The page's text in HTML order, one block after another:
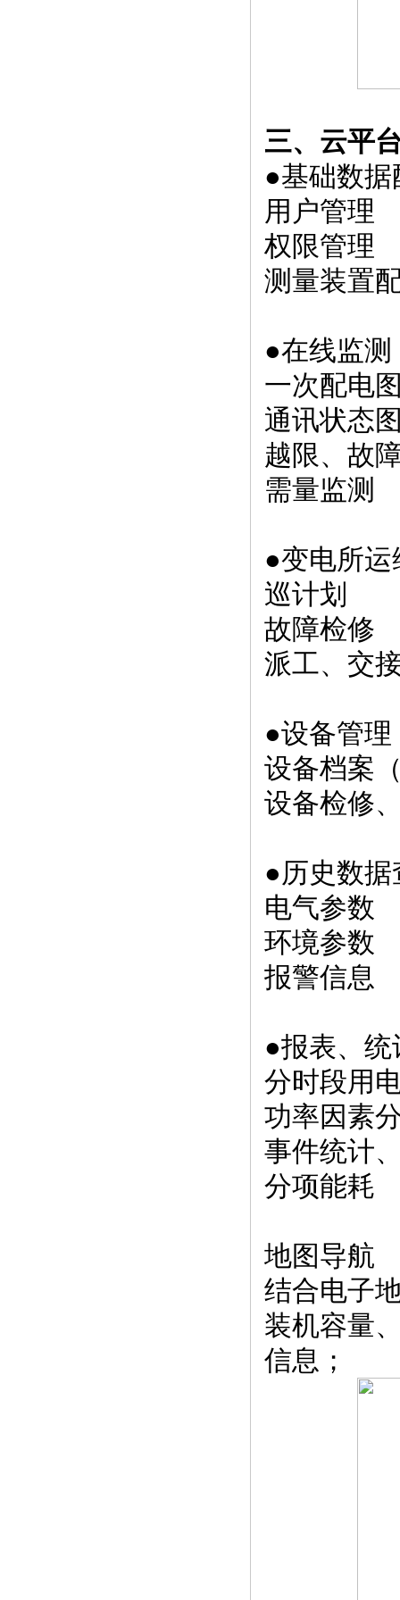
三、云平
●基础数据
用户管理
权限管理
测量装置
●在线监测
一次配电
通讯状态
越限、故
需量监测
●变电所运
巡计划
故障检修
派工、交
●设备管理
设备档案
设备检修
●历史数据
电气参数
环境参数
报警信息
●报表、统
分时段用
功率因素
事件统计
分项能耗
地图导航
结合电子
装机容量
信息；